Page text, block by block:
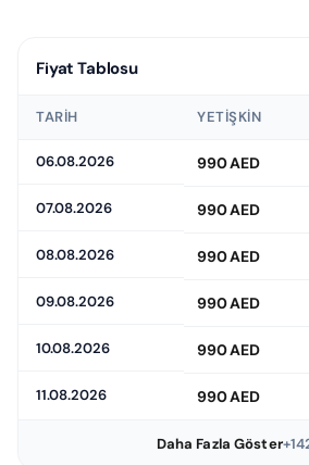
Fiyat Tablosu
TARIH YETIŞKIN
06.08.2026 990 AED
07.08.2026 990 AED
08.08.2026 990 AED
09.08.2026 990 AED
10.08.2026 990 AED
11.08.2026 990 AED
Daha Fazla Göster